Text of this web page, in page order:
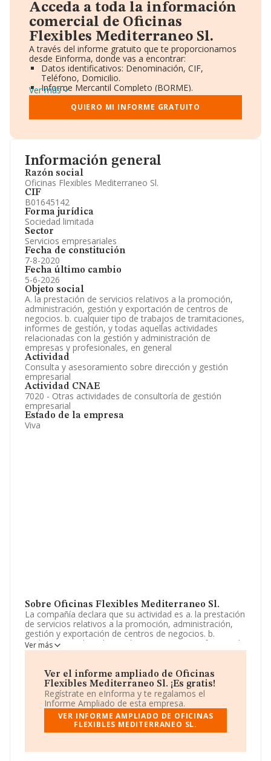
Información general
Razón social
Oficinas Flexibles Mediterraneo Sl.
CIF
B01645142
Forma jurídica
Sociedad limitada
Sector
Servicios empresariales
Fecha de constitución
7-8-2020
Fecha último cambio
5-6-2026
Objeto social
A. la prestación de servicios relativos a la promoción,
administración, gestión y exportación de centros de
negocios. b. cualquier tipo de trabajos de tramitaciones,
informes de gestión, y todas aquellas actividades
relacionadas con la gestión y administración de
empresas y profesionales, en general
Actividad
Consulta y asesoramiento sobre dirección y gestión
empresarial
Actividad CNAE
7020 - Otras actividades de consultoría de gestión
empresarial
Estado de la empresa
Viva
Sobre Oficinas Flexibles Mediterraneo Sl.
La compañía declara que su actividad es a. la prestación
de servicios relativos a la promoción, administración,
gestión y exportación de centros de negocios. b.
cualquier tipo de trabajos de tramitaciones, informes de
gestión, y todas aquellas actividades relacionadas con la
en general. La empresa aparece inscrita en el Registro
Mercantil como Sociedad Limitada. Su actividad CNAE
es '%cnae%' con código 7020. La sociedad no tiene
actividad en mercados exteriores.
El número de empleados ha disminuido un 50% y
teniendo en cuenta la información a disposición de
inferior a la media de sector.
Ver más
Ver el informe ampliado de Oficinas
Flexibles Mediterraneo Sl. ¡Es gratis!
Regístrate en eInforma y te regalamos el
Informe Ampliado de esta empresa.
VER INFORME AMPLIADO DE OFICINAS
FLEXIBLES MEDITERRANEO SL.
Acceda a toda la información
comercial de Oficinas
Flexibles Mediterraneo Sl.
A través del informe gratuito que te proporcionamos
desde Einforma, donde vas a encontrar:
Datos identificativos: Denominación, CIF,
Teléfono, Domicilio.
Informe Mercantil Completo (BORME).
Gráficos de Evolución Ventas y Empleados.
Consejo de Administración y Administradores.
Directivos y Ejecutivos.
Información oficial y registral complementaria.
Ver más
QUIERO MI INFORME GRATUITO